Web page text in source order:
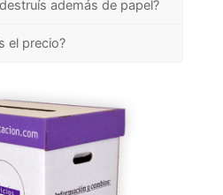
además de papel?
el precio?